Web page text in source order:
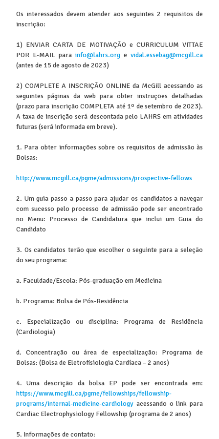
Os interessados ​​devem atender aos seguintes 2 requisitos de
inscrição:
1) ENVIAR CARTA DE MOTIVAÇÃO e CURRICULUM VITTAE
POR E-MAIL parainfo@lahrs.org evidal.essebag@mcgill.ca
(antes de 15 de agosto de 2023)
2) COMPLETE A INSCRIÇÃO ONLINE da McGill acessando as
seguintes páginas da web para obter instruções detalhadas
(prazo para inscrição COMPLETA até 1º de setembro de 2023).
A taxa de inscrição será descontada pelo LAHRS em atividades
futuras (será informada em breve).
1. Para obter informações sobre os requisitos de admissão às
Bolsas:
http://www.mcgill.ca/pgme/admissions/prospective-fellows
2. Um guia passo a passo para ajudar os candidatos a navegar
com sucesso pelo processo de admissão pode ser encontrado
no Menu: Processo de Candidatura que inclui um Guia do
Candidato
3. Os candidatos terão que escolher o seguinte para a seleção
do seu programa:
a. Faculdade/Escola: Pós-graduação em Medicina
b. Programa: Bolsa de Pós-Residência
c. Especialização ou disciplina: Programa de Residência
(Cardiologia)
d. Concentração ou área de especialização: Programa de
Bolsas: (Bolsa de Eletrofisiologia Cardíaca – 2 anos)
4. Uma descrição da bolsa EP pode ser encontrada em:
https://www.mcgill.ca/pgme/fellowships/fellowship-
programs/internal-medicine-cardiologyacessando o link para
Cardiac Electrophysiology Fellowship (programa de 2 anos)
5. Informações de contato: